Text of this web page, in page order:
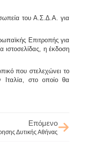
του Α.Σ.Δ.Α. για
Επιτροπής για
ιστοσελίδας, η έκδοση
που στελεχώνει το
Ιταλία, στο οποίο θα
Επόμενο
Δυτικής Αθήνας